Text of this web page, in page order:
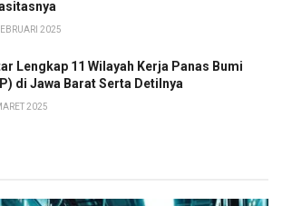
2025
Lengkap 11 Wilayah Kerja Panas Bumi
di Jawa Barat Serta Detilnya
2025